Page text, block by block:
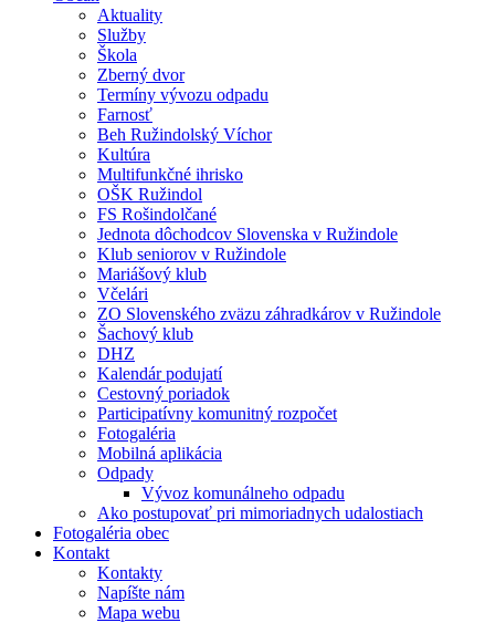
Aktuality
Služby
Škola
Zberný dvor
Termíny vývozu odpadu
Farnosť
Beh Ružindolský Víchor
Kultúra
Multifunkčné ihrisko
OŠK Ružindol
FS Rošindolčané
Jednota dôchodcov Slovenska v Ružindole
Klub seniorov v Ružindole
Mariášový klub
Včelári
ZO Slovenského zväzu záhradkárov v Ružindole
Šachový klub
DHZ
Kalendár podujatí
Cestovný poriadok
Participatívny komunitný rozpočet
Fotogaléria
Mobilná aplikácia
Odpady
Vývoz komunálneho odpadu
Ako postupovať pri mimoriadnych udalostiach
Fotogaléria obec
Kontakt
Kontakty
Napíšte nám
Mapa webu